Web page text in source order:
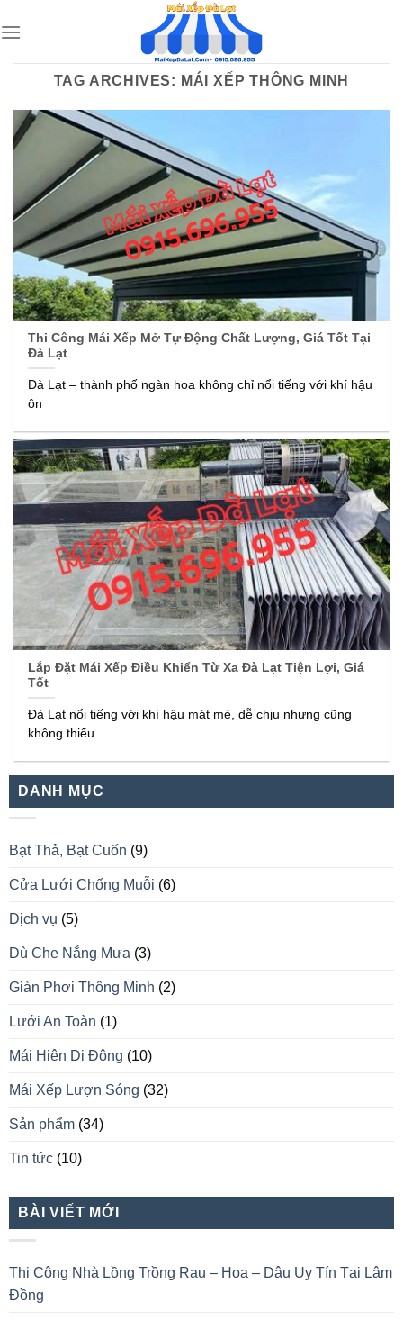
to
TAG ARCHIVES: MÁI XẾP THÔNG MINH
Thi Công Mái Xếp Mở Tự Động Chất Lượng, Giá Tốt Tại
Đà Lạt
Đà Lạt – thành phố ngàn hoa không chỉ nổi tiếng với khí hậu
ôn
Lắp Đặt Mái Xếp Điều Khiển Từ Xa Đà Lạt Tiện Lợi, Giá
Tốt
Đà Lạt nổi tiếng với khí hậu mát mẻ, dễ chịu nhưng cũng
không thiếu
DANH MỤC
Bạt Thả, Bạt Cuốn (9)
Cửa Lưới Chống Muỗi (6)
Dịch vụ (5)
Dù Che Nắng Mưa (3)
Giàn Phơi Thông Minh (2)
Lưới An Toàn (1)
Mái Hiên Di Động (10)
Mái Xếp Lượn Sóng (32)
Sản phẩm (34)
Tin tức (10)
BÀI VIẾT MỚI
Thi Công Nhà Lồng Trồng Rau – Hoa – Dâu Uy Tín Tại Lâm
Đồng